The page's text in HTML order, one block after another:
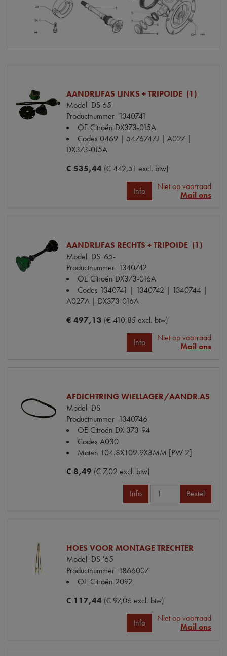
AANDRIJFAS LINKS + TRIPOIDE (1)
Model DS 65-
Productnummer 1340741
OE Citroën DX373-015A
Codes 0469 | 5476747J | A027 |
DX373-015A
€ 535,44 (€ 442,51 excl. btw)
Info
Niet op voorraad
Mail ons
AANDRIJFAS RECHTS + TRIPOIDE (1)
Model DS '65-
Productnummer 1340742
OE Citroën DX373-016A
Codes 1340741 | 1340742 | 1340744 |
A027A | DX373-016A
€ 497,13 (€ 410,85 excl. btw)
Info
Niet op voorraad
Mail ons
AFDICHTRING WIELLAGER/AANDR.AS
Model DS
Productnummer 1340746
OE Citroën DX 373-94
Codes A030
Maten 104.8X109.9X8MM [PW 2]
€ 8,49 (€ 7,02 excl. btw)
Info Bestel
HOES VOOR MONTAGE TRECHTER
Model DS-'65
Productnummer 1866007
OE Citroën 2092
€ 117,44 (€ 97,06 excl. btw)
Info
Niet op voorraad
Mail ons